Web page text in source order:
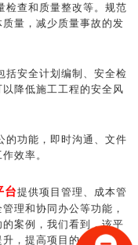
查和质量整改等。规范
量，减少质量事故的发
安全计划编制、安全检
降低施工工程的安全风
功能，即时沟通、文件
效率。
台提供项目管理、成本管
理和协同办公等功能，
案例，我们看到，该平
，提高项目的质量和效